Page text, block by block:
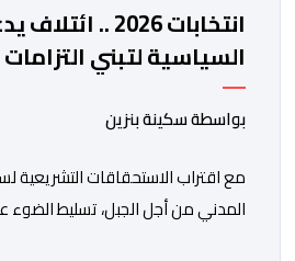
انتخابات 2026 ..
السياسية لتبني
المناطق الجبلية
بواسطة سكينة بنزين
المدني من أجل الجبل، تسليط